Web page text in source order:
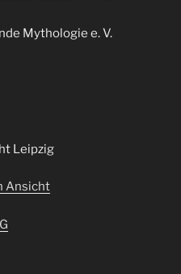
Mythologie e. V.
Leipzig
Ansicht